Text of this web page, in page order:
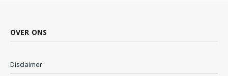
OVER ONS
Disclaimer